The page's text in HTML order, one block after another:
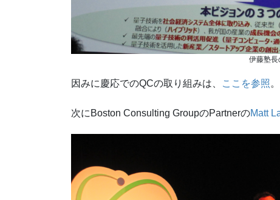
伊藤塾長
因みに慶応でのQCの取り組みは、 ここを参照 。
次にBoston Consulting GroupのPartnerのMatt